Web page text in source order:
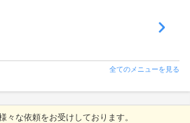
全てのメニューを見る
々な依頼をお受けしております。